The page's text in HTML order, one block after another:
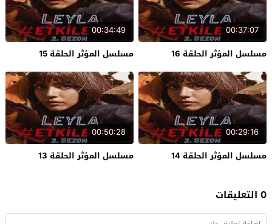
00:37:07
مسلسل المؤثر الحلقة 16
00:34:49
مسلسل المؤثر الحلقة 15
00:29:16
مسلسل المؤثر الحلقة 14
00:50:28
مسلسل المؤثر الحلقة 13
0 التعليقات